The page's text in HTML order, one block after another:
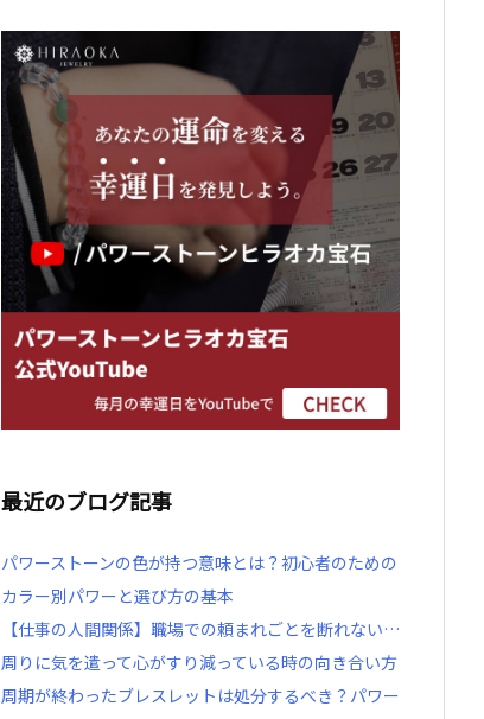
最近のブログ記事
パワーストーンの色が持つ意味とは？初心者のための
カラー別パワーと選び方の基本
【仕事の人間関係】職場での頼まれごとを断れない…
周りに気を遣って心がすり減っている時の向き合い方
周期が終わったブレスレットは処分するべき？パワー